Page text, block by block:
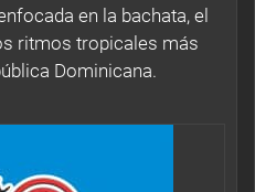
en la bachata, el
ritmos tropicales más
Dominicana.